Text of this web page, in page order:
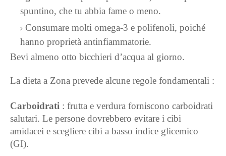
spuntino, che tu abbia fame o meno.
Consumare molti omega-3 e polifenoli, poiché
hanno proprietà antinfiammatorie.
Bevi almeno otto bicchieri d’acqua al giorno.
La dieta a Zona prevede alcune regole fondamentali :
Carboidrati : frutta e verdura forniscono carboidrati
salutari. Le persone dovrebbero evitare i cibi
amidacei e scegliere cibi a basso indice glicemico
(GI).